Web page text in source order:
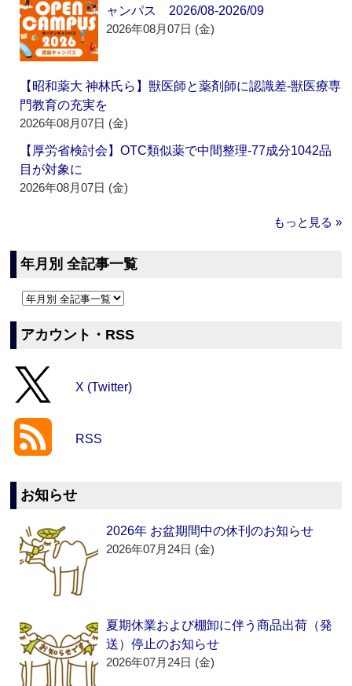
ャンパス 2026/08-2026/09
2026年08月07日 (金)
【昭和薬大 神林氏ら】獣医師と薬剤師に認識差‐獣医療専
門教育の充実を
2026年08月07日 (金)
【厚労省検討会】OTC類似薬で中間整理‐77成分1042品
目が対象に
2026年08月07日 (金)
もっと見る »
年月別 全記事一覧
アカウント・RSS
X (Twitter)
RSS
お知らせ
2026年 お盆期間中の休刊のお知らせ
2026年07月24日 (金)
夏期休業および棚卸に伴う商品出荷（発
送）停止のお知らせ
2026年07月24日 (金)